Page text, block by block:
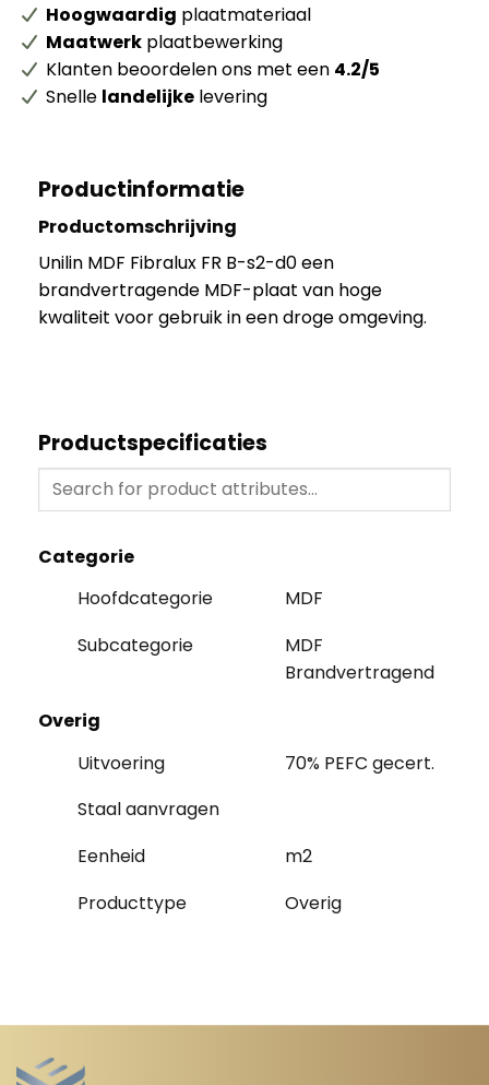
Hoogwaardig plaatmateriaal
Maatwerk plaatbewerking
Klanten beoordelen ons met een 4.2/5
Snelle landelijke levering
Productinformatie
Productomschrijving
Unilin MDF Fibralux FR B-s2-d0 een
brandvertragende MDF-plaat van hoge
kwaliteit voor gebruik in een droge omgeving.
Productspecificaties
Categorie
Hoofdcategorie
MDF
Subcategorie
MDF
Brandvertragend
Overig
Uitvoering
70% PEFC gecert.
Staal aanvragen
Eenheid
m2
Producttype
Overig